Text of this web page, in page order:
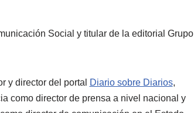
Social y titular de la editorial Grupo
y director del portal Diario sobre Diarios,
como director de prensa a nivel nacional y